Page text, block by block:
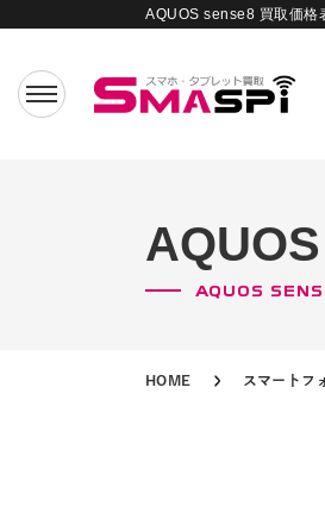
AQUOS sense8 買取価格
AQUOS
HOME スマートフ